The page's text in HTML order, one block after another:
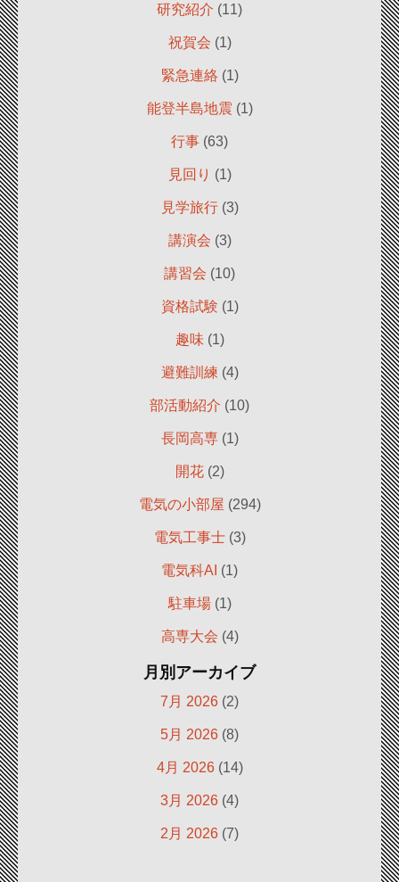
研究紹介 (11)
祝賀会 (1)
緊急連絡 (1)
能登半島地震 (1)
行事 (63)
見回り (1)
見学旅行(3)
講演会 (3)
講習会 (10)
資格試験 (1)
趣味 (1)
避難訓練 (4)
部活動紹介 (10)
長岡高専(1)
開花(2)
電気の小部屋 (294)
電気工事士(3)
電気科AI (1)
駐車場(1)
高専大会 (4)
月別アーカイブ
7月 2026 (2)
5月 2026 (8)
4月 2026(14)
3月 2026 (4)
2月 2026 (7)